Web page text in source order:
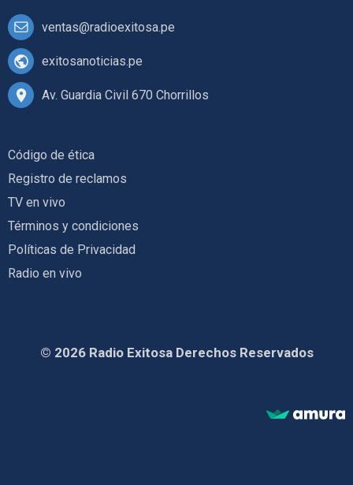
ventas@radioexitosa.pe
exitosanoticias.pe
Av. Guardia Civil 670 Chorrillos
Código de ética
Registro de reclamos
TV en vivo
Términos y condiciones
Políticas de Privacidad
Radio en vivo
© 2026 Radio Exitosa Derechos Reservados